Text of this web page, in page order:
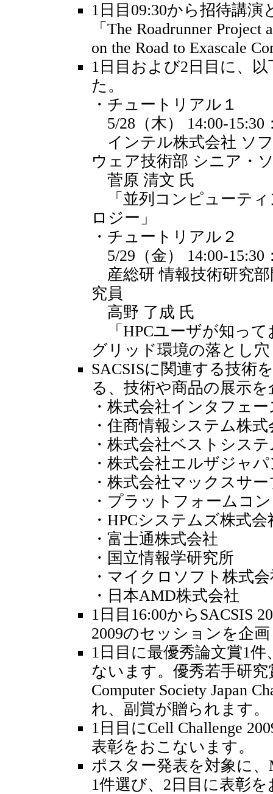
1日目09:30から招待講
「The Roadrunner
on the Road to Exascale
1日目および2日目に、
た。
・チュートリアル１
5/28（木） 14:00-15:30
インテル株式会社 ソ
ウェア技術部 シニア・
菅原 清文 氏
「並列コンピューティ
ロジー」
・チュートリアル２
5/29（金） 14:00-15:30
産総研 情報技術研究
究員
高野 了成 氏
「HPCユーザが知って
グリッド環境の落とし
SACSISに関連する技術
る、技術や商品の展示
・株式会社インタフェー
・住商情報システム株式
・株式会社ベストシス
・株式会社エルザジャ
・株式会社マックスサー
・プラットフォームコ
・HPCシステムズ株式会
・富士通株式会社
・国立情報学研究所
・マイクロソフト株式
・日本AMD株式会社
1日目16:00からSACSIS
2009のセッションを企
1日目に最優秀論文賞1
ないます。優秀若手研
Computer Society Japan
れ、副賞が贈られます。
1日目にCell Challenge
表彰をおこないます。
ポスター発表を対象に、
1件選び、2日目に表彰